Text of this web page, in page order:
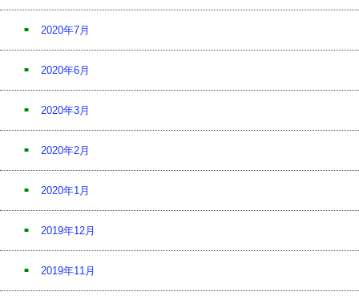
2020年7月
2020年6月
2020年3月
2020年2月
2020年1月
2019年12月
2019年11月